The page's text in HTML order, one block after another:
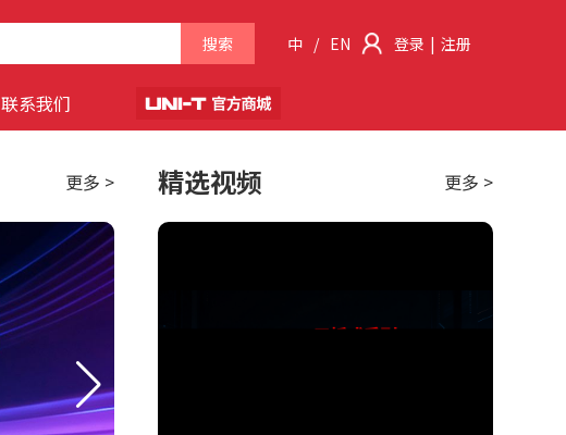
搜索 中 / EN 登录 | 注册
联系我们
更多 > 精选视频 更多 >